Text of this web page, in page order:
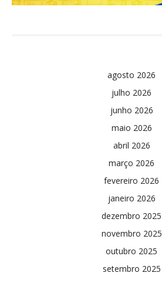
agosto 2026
julho 2026
junho 2026
maio 2026
abril 2026
março 2026
fevereiro 2026
janeiro 2026
dezembro 2025
novembro 2025
outubro 2025
setembro 2025